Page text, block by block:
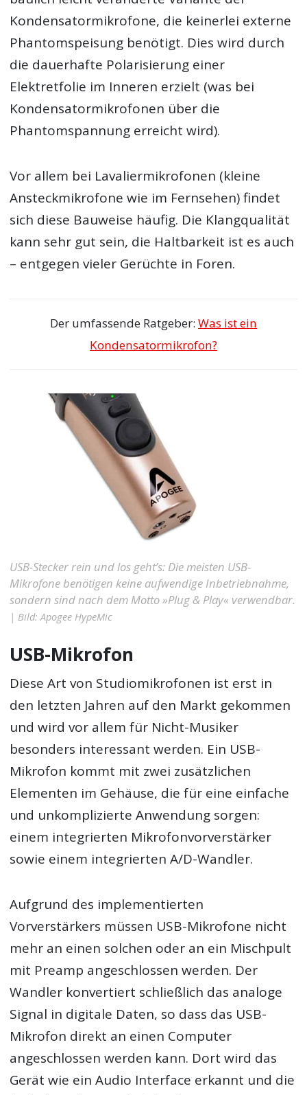
Kondensatormikrofone, die keinerlei externe
Phantomspeisung benötigt. Dies wird durch
die dauerhafte Polarisierung einer
Elektretfolie im Inneren erzielt (was bei
Kondensatormikrofonen über die
Phantomspannung erreicht wird).
Vor allem bei Lavaliermikrofonen (kleine
Ansteckmikrofone wie im Fernsehen) findet
sich diese Bauweise häufig. Die Klangqualität
kann sehr gut sein, die Haltbarkeit ist es auch
– entgegen vieler Gerüchte in Foren.
Der umfassende Ratgeber: Was ist ein
Kondensatormikrofon?
USB-Stecker rein und los geht’s: Die meisten USB-
Mikrofone benötigen keine aufwendige Inbetriebnahme,
sondern sind nach dem Motto »Plug & Play« verwendbar.
| Bild: Apogee HypeMic
USB-Mikrofon
Diese Art von Studiomikrofonen ist erst in
den letzten Jahren auf den Markt gekommen
und wird vor allem für Nicht-Musiker
besonders interessant werden. Ein USB-
Mikrofon kommt mit zwei zusätzlichen
Elementen im Gehäuse, die für eine einfache
und unkomplizierte Anwendung sorgen:
einem integrierten Mikrofonvorverstärker
sowie einem integrierten A/D-Wandler.
Aufgrund des implementierten
Vorverstärkers müssen USB-Mikrofone nicht
mehr an einen solchen oder an ein Mischpult
mit Preamp angeschlossen werden. Der
Wandler konvertiert schließlich das analoge
Signal in digitale Daten, so dass das USB-
Mikrofon direkt an einen Computer
angeschlossen werden kann. Dort wird das
Gerät wie ein Audio Interface erkannt und die